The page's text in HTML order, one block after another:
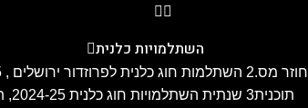
השתלמויות כלנית
חוזר מס.2 השתלמות חוג כלנית לפרוזדור ירושלים , 8.4.2025
תוכנית3 שנתית השתלמויות חוג כלנית 2024-25, תשפ"ה